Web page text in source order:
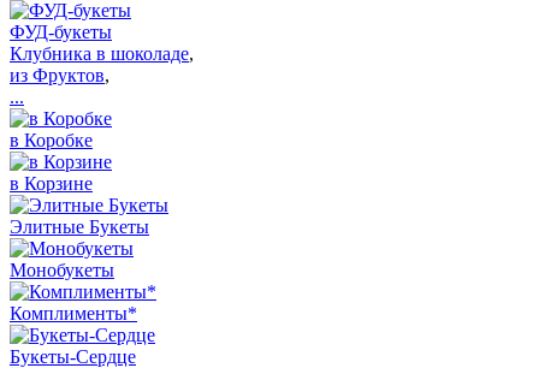
ФУД-букеты
Клубника в шоколаде,
из Фруктов,
...
в Коробке
в Корзине
Элитные Букеты
Монобукеты
Комплименты*
Букеты-Сердце